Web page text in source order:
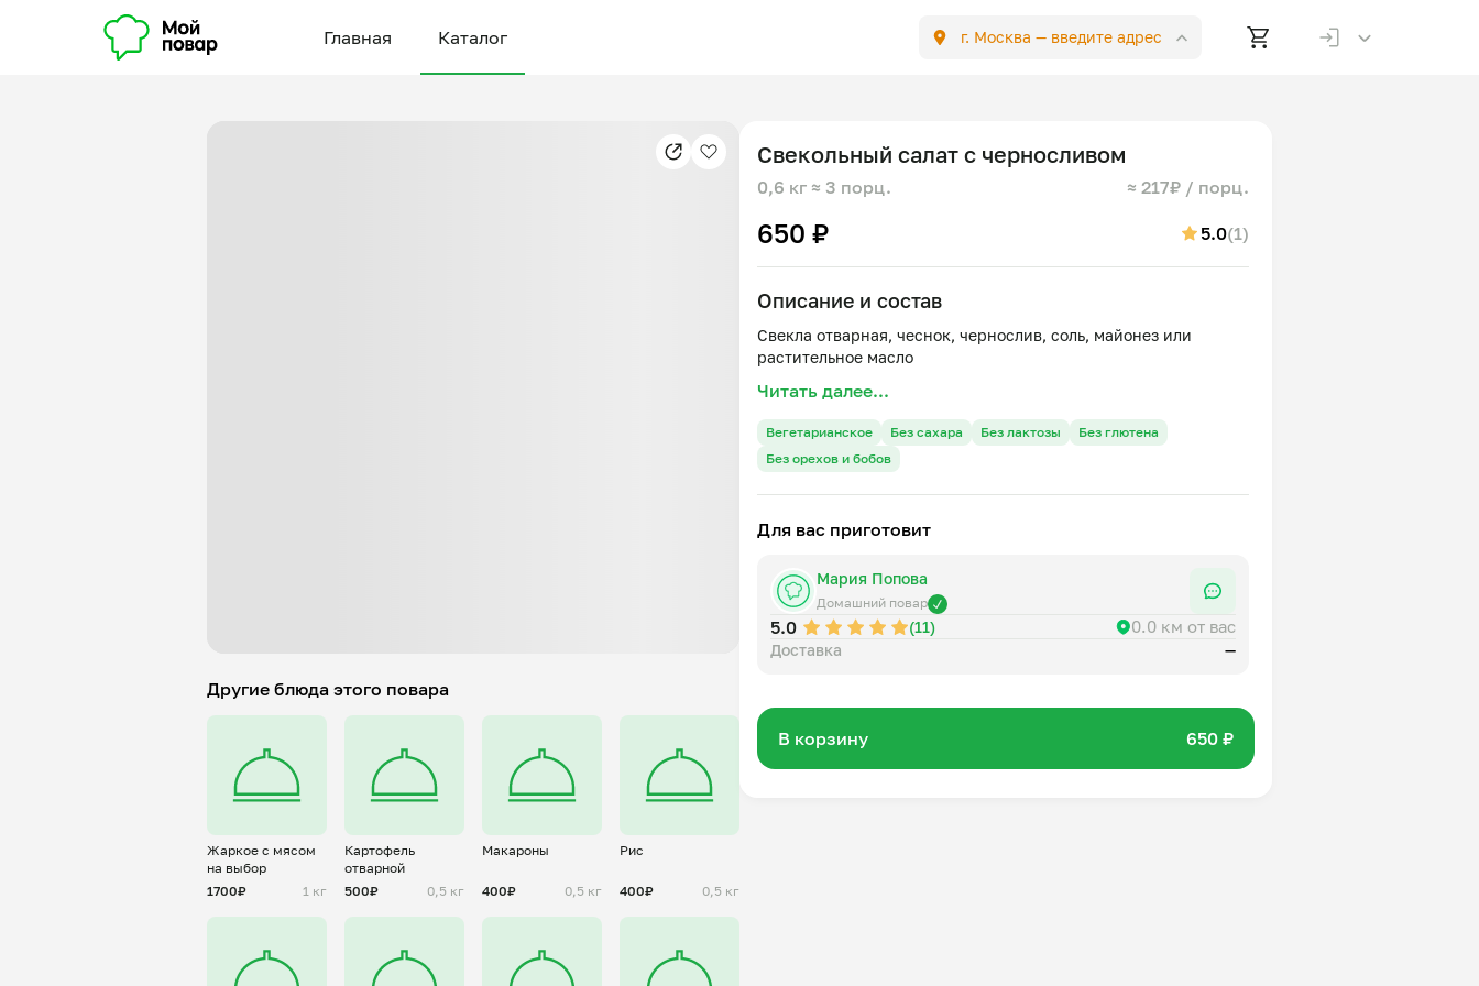
Главная Каталог г. Москва — введите адрес
Другие блюда этого повара
Жаркое с мясом
на выбор
1700₽
1 кг
Картофель
отварной
500₽
0,5 кг
Макароны
400₽ 0,5 кг
Рис
400₽ 0,5 кг
Свекольный салат с черносливом
0,6 кг ≈ 3 порц. ≈ 217₽ / порц.
650 ₽ 5.0(1)
Описание и состав
Свекла отварная, чеснок, чернослив, соль, майонез или
Читать далее...
Вегетарианское Без сахара Без лактозы
Без глютена
Без орехов и бобов
Для вас приготовит
Мария Попова
Домашний повар
5.0 (11) 0.0 км от вас
Доставка —
В корзину 650 ₽